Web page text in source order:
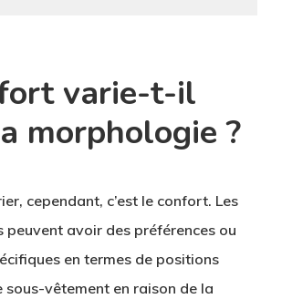
varie-t-il
morphologie ?
cependant, c’est le confort. Les
peuvent avoir des préférences ou
en termes de positions
sous-vêtement en raison de la